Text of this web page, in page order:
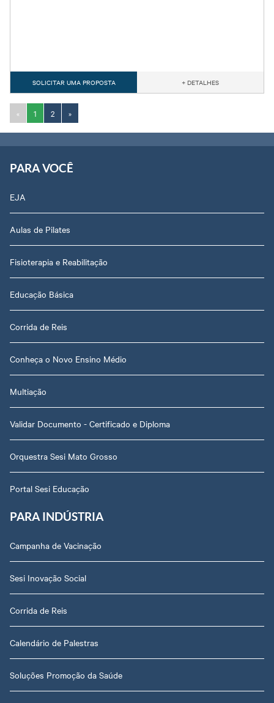
SOLICITAR UMA PROPOSTA + DETALHES
« 1 2 »
PARA VOCÊ
EJA
Aulas de Pilates
Fisioterapia e Reabilitação
Educação Básica
Corrida de Reis
Conheça o Novo Ensino Médio
Multiação
Validar Documento - Certificado e Diploma
Orquestra Sesi Mato Grosso
Portal Sesi Educação
PARA INDÚSTRIA
Campanha de Vacinação
Sesi Inovação Social
Corrida de Reis
Calendário de Palestras
Soluções Promoção da Saúde